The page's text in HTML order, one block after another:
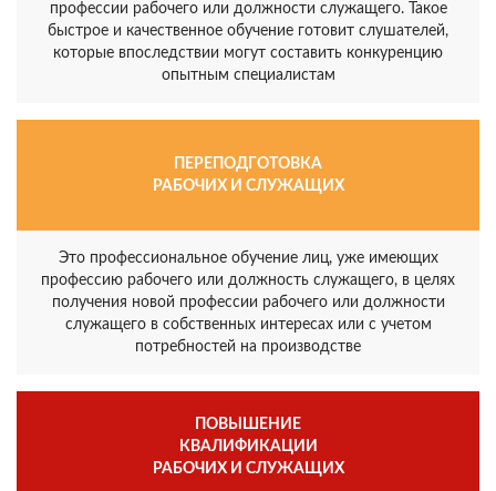
профессии рабочего или должности служащего. Такое
быстрое и качественное обучение готовит слушателей,
которые впоследствии могут составить конкуренцию
опытным специалистам
ПЕРЕПОДГОТОВКА
РАБОЧИХ И СЛУЖАЩИХ
Это профессиональное обучение лиц, уже имеющих
профессию рабочего или должность служащего, в целях
получения новой профессии рабочего или должности
служащего в собственных интересах или с учетом
потребностей на производстве
ПОВЫШЕНИЕ
КВАЛИФИКАЦИИ
РАБОЧИХ И СЛУЖАЩИХ